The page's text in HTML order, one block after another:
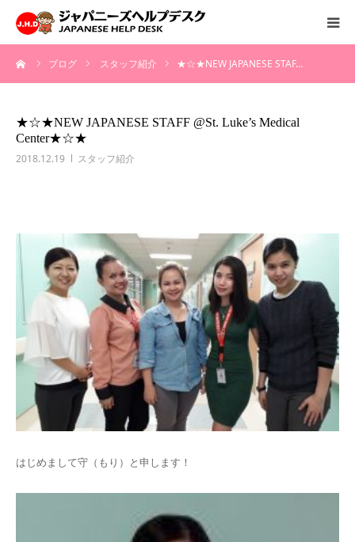
ブログ スタッフ紹介 ★☆★NEW JAPANESE STAF…
★☆★NEW JAPANESE STAFF @St. Luke’s Medical
Center★☆★
2018.12.19
スタッフ紹介
はじめまして守（もり）と申します！
HOME
病院情報
お問い合わせ
採用情報